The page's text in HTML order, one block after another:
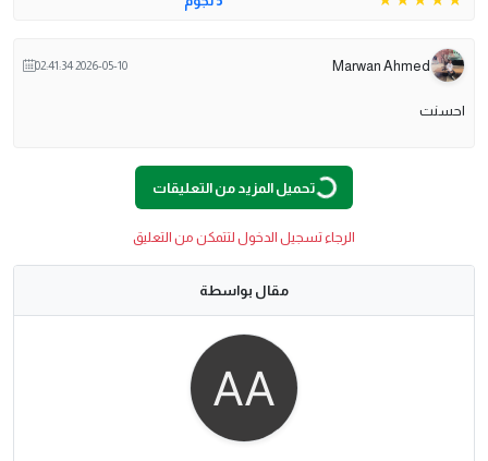
Marwan Ahmed
2026-05-10 02:41:34
احسنت
G
.تحميل المزيد من التعليقات
الرجاء تسجيل الدخول لتتمكن من التعليق
مقال بواسطة